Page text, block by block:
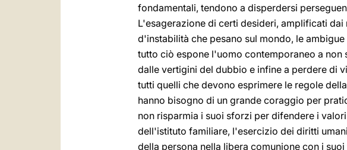
fondamentali, tendono a disperdersi
L'esagerazione di certi desideri, amplificati
d'instabilità che pesano sul mondo, le
tutto ciò espone l'uomo contemporaneo a non
dalle vertigini del dubbio e infine a perdere di
tutti quelli che devono esprimere le regole
hanno bisogno di un grande coraggio per
non risparmia i suoi sforzi per difendere i
dell'istituto familiare, l'esercizio dei diritti
della persona nella libera comunione con i